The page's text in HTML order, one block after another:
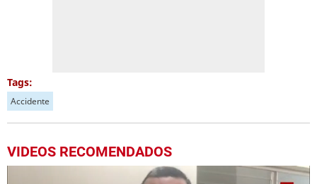
Tags:
Accidente
VIDEOS RECOMENDADOS